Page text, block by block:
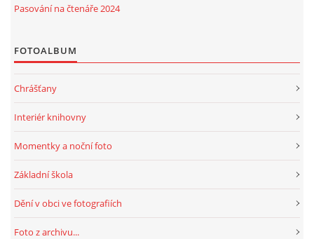
Pasování na čtenáře 2024
FOTOALBUM
Chrášťany
Interiér knihovny
Momentky a noční foto
Základní škola
Dění v obci ve fotografiích
Foto z archivu...